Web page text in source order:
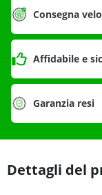
Consegna
Affidabile e
Garanzia resi
Dettagli del